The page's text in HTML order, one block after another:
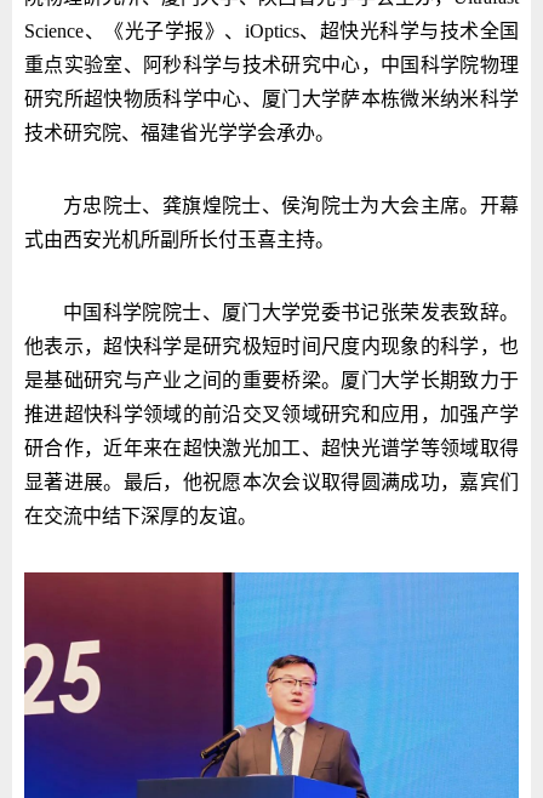
Science、《光子学报》、iOptics、超快光科学与技术全国
重点实验室、阿秒科学与技术研究中心，中国科学院物理
研究所超快物质科学中心、厦门大学萨本栋微米纳米科学
技术研究院、福建省光学学会承办。
方忠院士、龚旗煌院士、侯洵院士为大会主席。开幕
式由西安光机所副所长付玉喜主持。
中国科学院院士、厦门大学党委书记张荣发表致辞。
他表示，超快科学是研究极短时间尺度内现象的科学，也
是基础研究与产业之间的重要桥梁。厦门大学长期致力于
推进超快科学领域的前沿交叉领域研究和应用，加强产学
研合作，近年来在超快激光加工、超快光谱学等领域取得
显著进展。最后，他祝愿本次会议取得圆满成功，嘉宾们
在交流中结下深厚的友谊。